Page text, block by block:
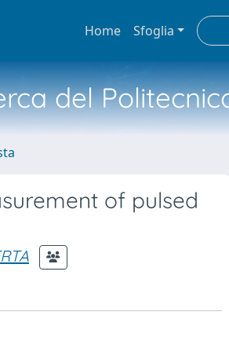
Home Sfoglia
del
of pulsed